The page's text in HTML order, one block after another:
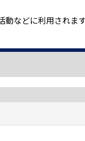
などに利用されます